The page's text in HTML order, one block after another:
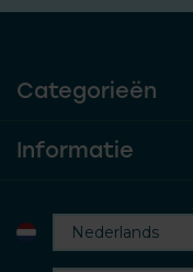
Categorieën
Informatie